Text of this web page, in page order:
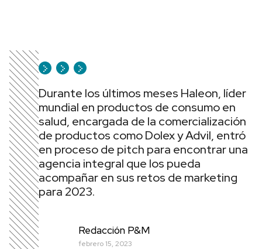
Durante los últimos meses Haleon, líder
mundial en productos de consumo en
salud, encargada de la comercialización
de productos como Dolex y Advil, entró
en proceso de pitch para encontrar una
agencia integral que los pueda
acompañar en sus retos de marketing
para 2023.
Redacción P&M
febrero 15, 2023